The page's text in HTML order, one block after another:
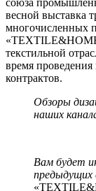
весной выставка
многочисленных
текстильной
время
контрактов.
Обзоры
наших
Вам будет
предыдущих